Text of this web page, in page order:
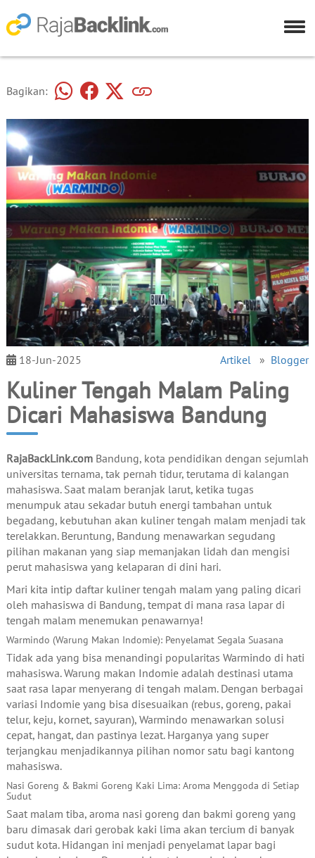
Bagikan:
18-Jun-2025 Artikel » Blogger
Kuliner Tengah Malam Paling
Dicari Mahasiswa Bandung
RajaBackLink.comBandung, kota pendidikan dengan sejumlah
universitas ternama, tak pernah tidur, terutama di kalangan
mahasiswa. Saat malam beranjak larut, ketika tugas
menumpuk atau sekadar butuh energi tambahan untuk
begadang, kebutuhan akan kuliner tengah malam menjadi tak
terelakkan. Beruntung, Bandung menawarkan segudang
pilihan makanan yang siap memanjakan lidah dan mengisi
perut mahasiswa yang kelaparan di dini hari.
Mari kita intip daftar kuliner tengah malam yang paling dicari
oleh mahasiswa di Bandung, tempat di mana rasa lapar di
tengah malam menemukan penawarnya!
Warmindo (Warung Makan Indomie): Penyelamat Segala Suasana
Tidak ada yang bisa menandingi popularitas Warmindo di hati
mahasiswa. Warung makan Indomie adalah destinasi utama
saat rasa lapar menyerang di tengah malam. Dengan berbagai
variasi Indomie yang bisa disesuaikan (rebus, goreng, pakai
telur, keju, kornet, sayuran), Warmindo menawarkan solusi
cepat, hangat, dan pastinya lezat. Harganya yang super
terjangkau menjadikannya pilihan nomor satu bagi kantong
mahasiswa.
Nasi Goreng & Bakmi Goreng Kaki Lima: Aroma Menggoda di Setiap
Sudut
Saat malam tiba, aroma nasi goreng dan bakmi goreng yang
baru dimasak dari gerobak kaki lima akan tercium di banyak
sudut kota. Hidangan ini menjadi penyelamat lapar bagi